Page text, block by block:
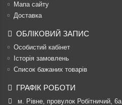
Мапа сайту
Доставка
ОБЛІКОВИЙ ЗАПИС
Особистий кабінет
Історія замовлень
Список бажаних товарів
ГРАФІК РОБОТИ
м. Рівне, провулок Робітничий, 6а